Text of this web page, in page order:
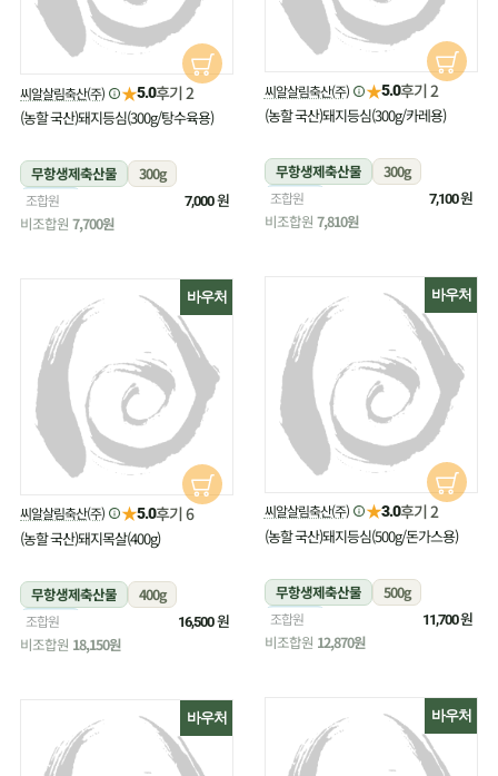
씨알살림축산(주) ★5.0후기 2
(농할 국산)돼지등심(300g/카레용)
무항생제축산물
300g
냉장
조합원 7,100원
비조합원 7,810원
씨알살림축산(주) ★5.0후기 2
(농할 국산)돼지등심(300g/탕수육용)
무항생제축산물
300g
냉장
조합원 7,000원
비조합원 7,700원
바우처
씨알살림축산(주) ★3.0후기 2
(농할 국산)돼지등심(500g/돈가스용)
무항생제축산물
500g
냉장
조합원 11,700원
비조합원 12,870원
바우처
씨알살림축산(주) ★5.0후기 6
(농할 국산)돼지목살(400g)
무항생제축산물
400g
냉장
조합원 16,500원
비조합원 18,150원
바우처
바우처